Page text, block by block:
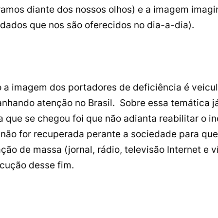
diante dos nossos olhos) e a imagem
que nos são oferecidos no dia-a-dia).
a imagem dos portadores de deficiência é
atenção no Brasil. Sobre essa temática
que se chegou foi que não adianta reabilitar o
for recuperada perante a sociedade para
de massa (jornal, rádio, televisão Internet e
desse fim.